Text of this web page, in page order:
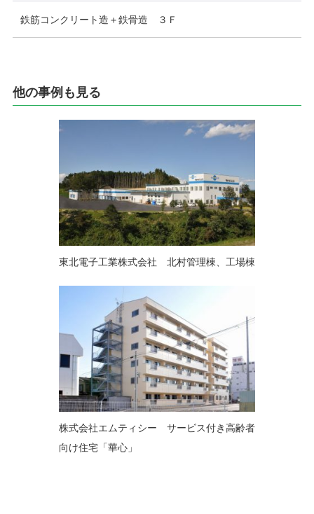
鉄筋コンクリート造＋鉄骨造 ３Ｆ
他の事例も見る
東北電子工業株式会社 北村管理棟、工場棟
株式会社エムティシー サービス付き高齢者
向け住宅「華心」